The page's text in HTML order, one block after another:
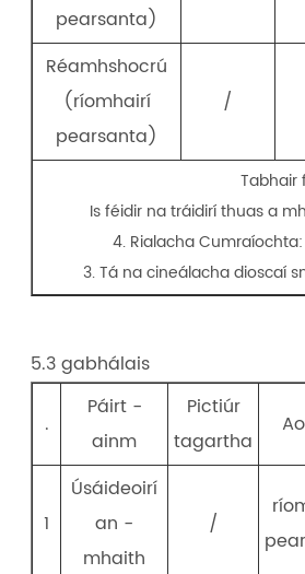
pearsanta)
Réamhshocrú
(ríomhairí
pearsanta)
/
Tabhair
Is féidir na tráidirí thuas a
4. Rialacha Cumraíochta:
3. Tá na cineálacha dioscaí
5.3 gabhálais
.
Páirt -
ainm
Pictiúr
tagartha
1
Úsáideoirí
an -
mhaith
/